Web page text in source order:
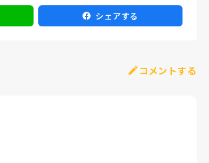
シェアする
コメントする